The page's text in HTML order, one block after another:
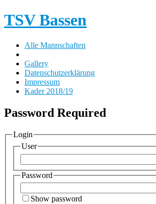
TSV Bassen
Alle Mannschaften
Gallery
Datenschutzerklärung
Impressum
Kader 2018/19
Password Required
Login
User
Password
Show password